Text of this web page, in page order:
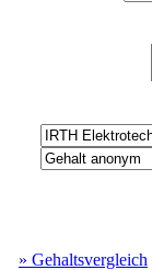
» Gehaltsvergleich